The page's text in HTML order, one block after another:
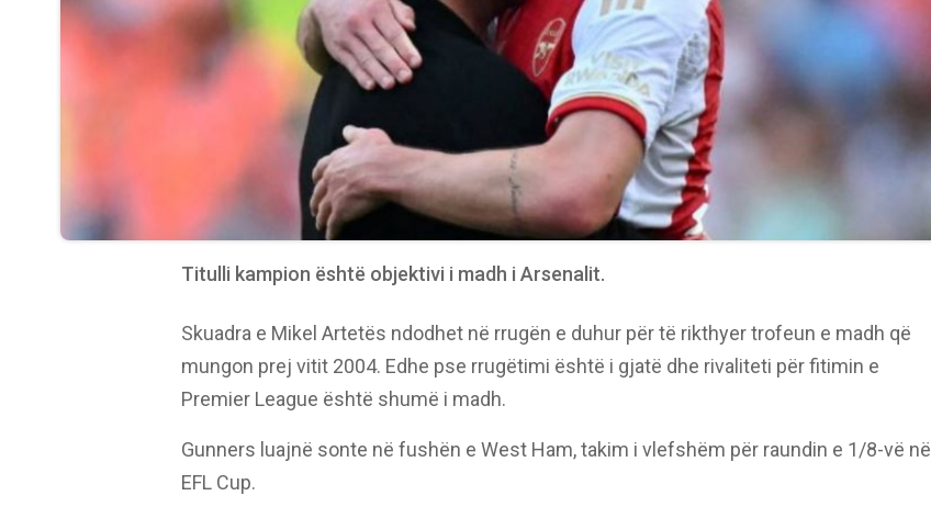
Titulli kampion është objektivi i madh i Arsenalit.
Skuadra e Mikel Artetës ndodhet në rrugën e duhur për të rikthyer trofeun e madh që
mungon prej vitit 2004. Edhe pse rrugëtimi është i gjatë dhe rivaliteti për fitimin e
Premier League është shumë i madh.
Gunners luajnë sonte në fushën e West Ham, takim i vlefshëm për raundin e 1/8-vë në
EFL Cup.